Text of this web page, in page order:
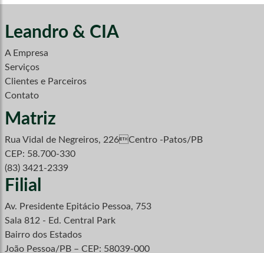
Leandro & CIA
A Empresa
Serviços
Clientes e Parceiros
Contato
Matriz
Rua Vidal de Negreiros, 226Centro -Patos/PB
CEP: 58.700-330
(83) 3421-2339
Filial
Av. Presidente Epitácio Pessoa, 753
Sala 812 - Ed. Central Park
Bairro dos Estados
João Pessoa/PB – CEP: 58039-000